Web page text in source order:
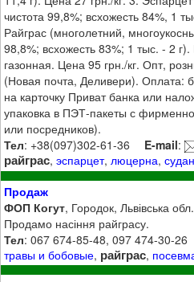
чистота 99,8%; всхожесть 84%, 1
Райграс (многолетний,
98,8%; всхожесть 83%; 1 тыс. - 2
газонная. Цена 95 грн./кг. Опт,
(Новая почта, Деливери). Оплата:
на карточку Приват банка или
упаковка в ПЭТ-пакеты с
или посредников).
Тел: +38(097)302-61-36 E-mail:
райграс,эспарцет, люцерна,
Продаж
ФОП Когут, Городок, Львівська обл.
Продамо насіння райграсу.
Тел: 067 674-85-48, 097 474-30-26
травы и бобовые, райграс,